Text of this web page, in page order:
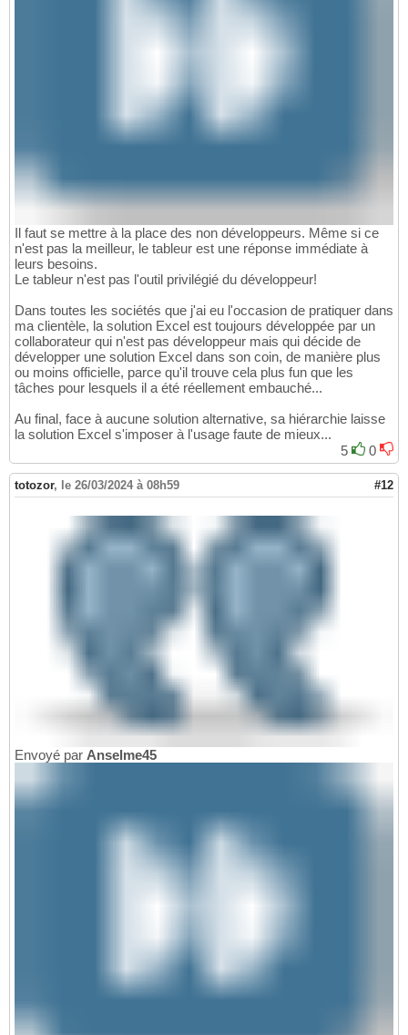
Il faut se mettre à la place des non développeurs. Même si ce
n'est pas la meilleur, le tableur est une réponse immédiate à
leurs besoins.
Le tableur n'est pas l'outil privilégié du développeur!
Dans toutes les sociétés que j'ai eu l'occasion de pratiquer dans
ma clientèle, la solution Excel est toujours développée par un
collaborateur qui n'est pas développeur mais qui décide de
développer une solution Excel dans son coin, de manière plus
ou moins officielle, parce qu'il trouve cela plus fun que les
tâches pour lesquels il a été réellement embauché...
Au final, face à aucune solution alternative, sa hiérarchie laisse
la solution Excel s'imposer à l'usage faute de mieux...
5
0
totozor, le 26/03/2024 à 08h59 #12
Envoyé par Anselme45